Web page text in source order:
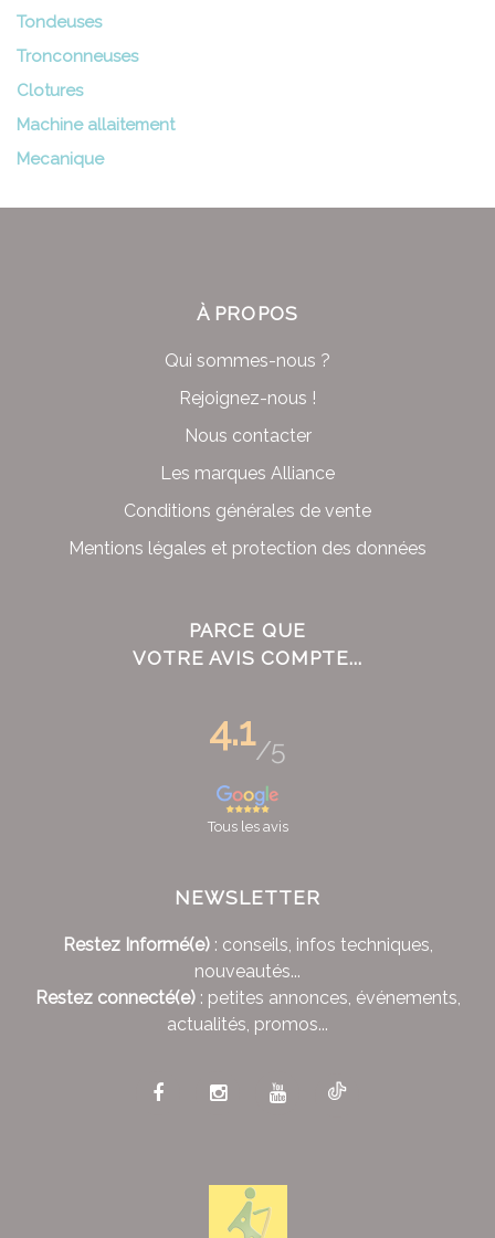
Tondeuses
Tronconneuses
Clotures
Machine allaitement
Mecanique
À PROPOS
Qui sommes-nous ?
Rejoignez-nous !
Nous contacter
Les marques Alliance
Conditions générales de vente
Mentions légales et protection des données
PARCE QUE
VOTRE AVIS COMPTE...
4.1/5
Tous les avis
NEWSLETTER
Restez Informé(e): conseils, infos techniques,
nouveautés...
Restez connecté(e): petites annonces, événements,
actualités, promos...